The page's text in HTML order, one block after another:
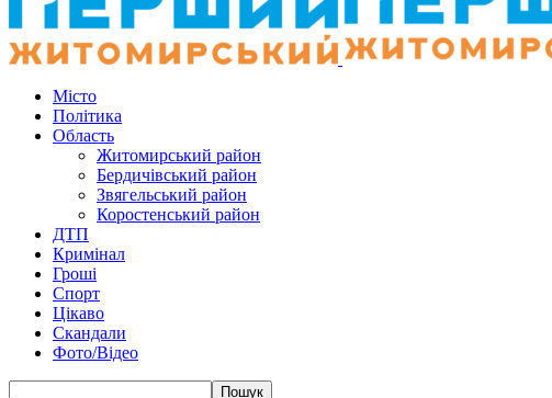
Місто
Політика
Область
Житомирський район
Бердичівський район
Звягельський район
Коростенський район
ДТП
Кримінал
Гроші
Спорт
Цікаво
Скандали
Фото/Відео